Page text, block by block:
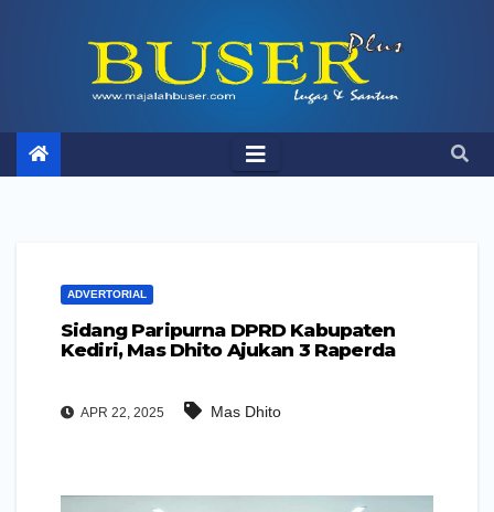
ADVERTORIAL
Sidang Paripurna DPRD Kabupaten
Kediri, Mas Dhito Ajukan 3 Raperda
APR 22, 2025 Mas Dhito